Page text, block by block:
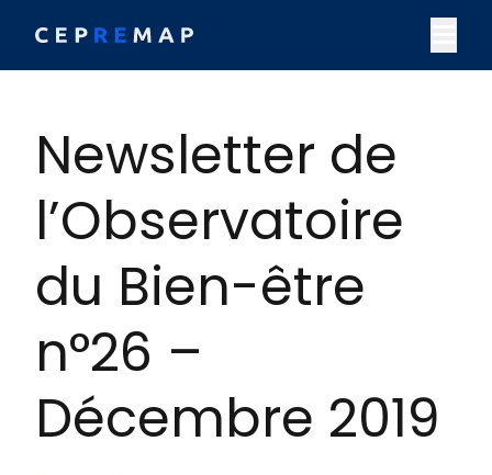
Newsletter de
l’Observatoire
du Bien-être
n°26 –
Décembre 2019